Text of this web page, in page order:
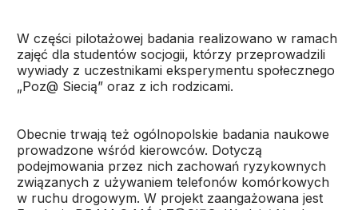
W części pilotażowej badania realizowano w ramach
zajęć dla studentów socjogii, którzy przeprowadzili
wywiady z uczestnikami eksperymentu społecznego
„Poz@ Siecią” oraz z ich rodzicami.
Obecnie trwają też ogólnopolskie badania naukowe
prowadzone wśród kierowców. Dotyczą
podejmowania przez nich zachowań ryzykownych
związanych z używaniem telefonów komórkowych
w ruchu drogowym. W projekt zaangażowana jest